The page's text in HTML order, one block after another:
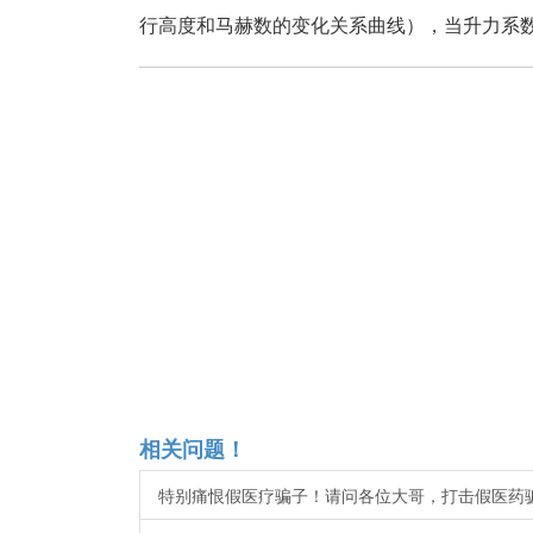
行高度和马赫数的变化关系曲线），当升力
相关问题！
特别痛恨假医疗骗子！请问各位大哥，打击假医药